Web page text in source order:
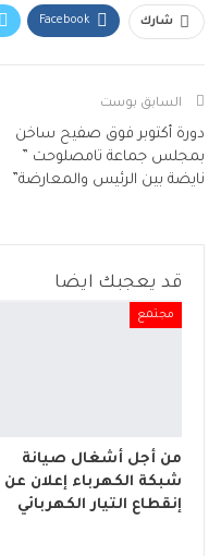
شارك Facebook
Telegram
السابق بوست
دورة أكتوبر فوق صفيح ساخن
بمجلس جماعة تامصلوحت ”
نايضة بين الرئيس والمعارضة”
قد يعجبك ايضا
مجتمع
من أجل أشغال صيانة
شبكة الكهرباء إعلان عن
إنقطاع التيار الكهربائي